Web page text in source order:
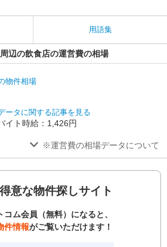
用語集
辺の飲食店の運営費の相場
物件相場
ータに関する記事を見る
イト時給：1,426円
※運営費の相場データについて
意な物件探しサイト
コム会員（無料）になると、
件情報がご覧いただけます！